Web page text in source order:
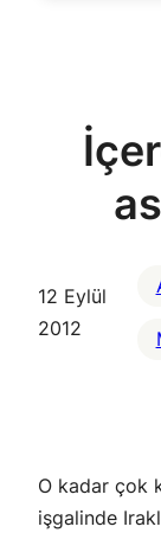
12 Eylül
2012
O kadar çok
işgalinde